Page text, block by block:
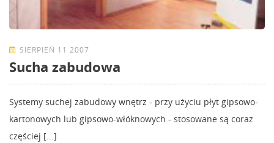
SIERPIEŃ 11 2007
Sucha zabudowa
Systemy suchej zabudowy wnętrz - przy użyciu płyt gipsowo-
kartonowych lub gipsowo-włóknowych - stosowane są coraz
częściej [...]